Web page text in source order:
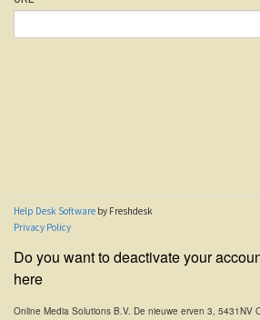
Do you want to deactivate your
here
Online Media Solutions B.V. De nieuwe erven 3, 5431NV